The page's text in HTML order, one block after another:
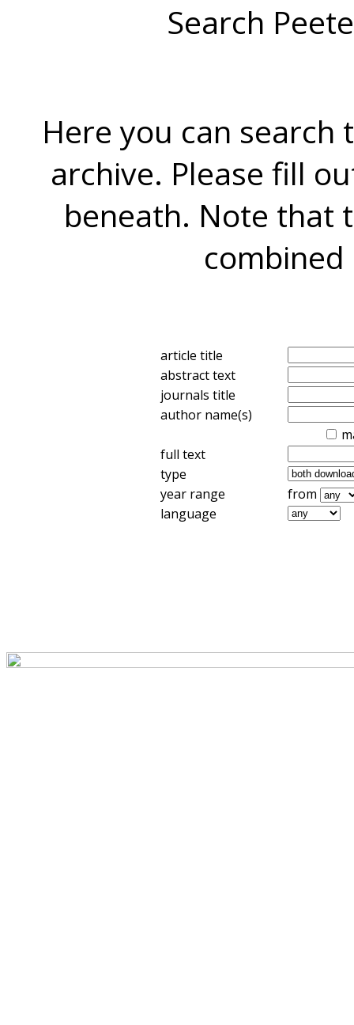
Search
Here you can search
archive. Please fill
beneath. Note that
combined
article title
abstract text
journals title
author name(s)
full text
type
year range
from
language